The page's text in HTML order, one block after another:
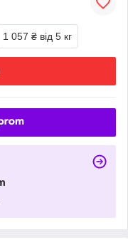
1 057 ₴ від 5 кг